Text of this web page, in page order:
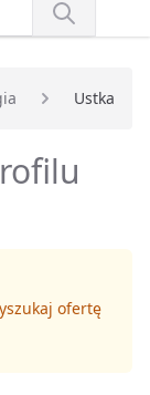
Ustka
ofertę